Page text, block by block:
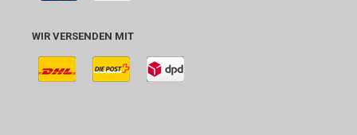
WIR VERSENDEN MIT